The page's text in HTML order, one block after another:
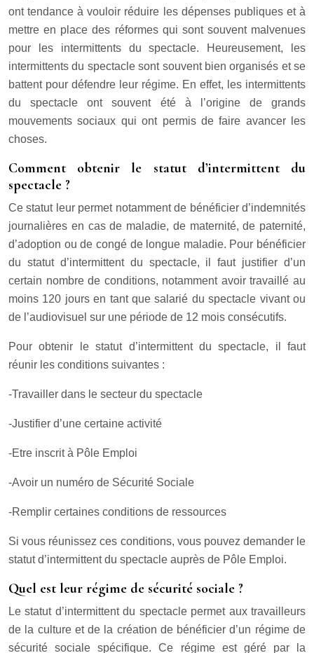
ont tendance à vouloir réduire les dépenses publiques et à
mettre en place des réformes qui sont souvent malvenues
pour les intermittents du spectacle. Heureusement, les
intermittents du spectacle sont souvent bien organisés et se
battent pour défendre leur régime. En effet, les intermittents
du spectacle ont souvent été à l’origine de grands
mouvements sociaux qui ont permis de faire avancer les
choses.
Comment obtenir le statut d’intermittent du
spectacle ?
Ce statut leur permet notamment de bénéficier d’indemnités
journalières en cas de maladie, de maternité, de paternité,
d’adoption ou de congé de longue maladie. Pour bénéficier
du statut d’intermittent du spectacle, il faut justifier d’un
certain nombre de conditions, notamment avoir travaillé au
moins 120 jours en tant que salarié du spectacle vivant ou
de l’audiovisuel sur une période de 12 mois consécutifs.
Pour obtenir le statut d’intermittent du spectacle, il faut
réunir les conditions suivantes :
-Travailler dans le secteur du spectacle
-Justifier d’une certaine activité
-Etre inscrit à Pôle Emploi
-Avoir un numéro de Sécurité Sociale
-Remplir certaines conditions de ressources
Si vous réunissez ces conditions, vous pouvez demander le
statut d’intermittent du spectacle auprès de Pôle Emploi.
Quel est leur régime de sécurité sociale ?
Le statut d’intermittent du spectacle permet aux travailleurs
de la culture et de la création de bénéficier d’un régime de
sécurité sociale spécifique. Ce régime est géré par la